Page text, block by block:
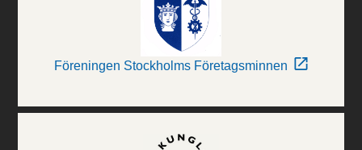
Föreningen Stockholms Företagsminnen